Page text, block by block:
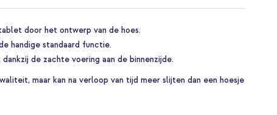
door het ontwerp van de hoes.
handige standaard functie.
de zachte voering aan de binnenzijde.
maar kan na verloop van tijd meer slijten dan een hoesje